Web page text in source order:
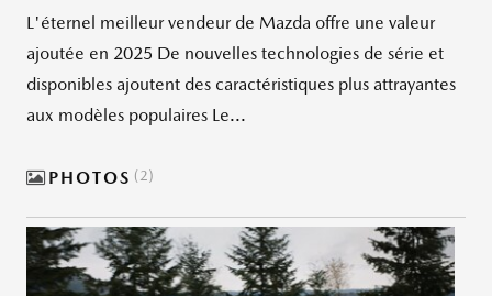
L'éternel meilleur vendeur de Mazda offre une valeur
ajoutée en 2025 De nouvelles technologies de série et
disponibles ajoutent des caractéristiques plus attrayantes
aux modèles populaires Le...
PHOTOS 2